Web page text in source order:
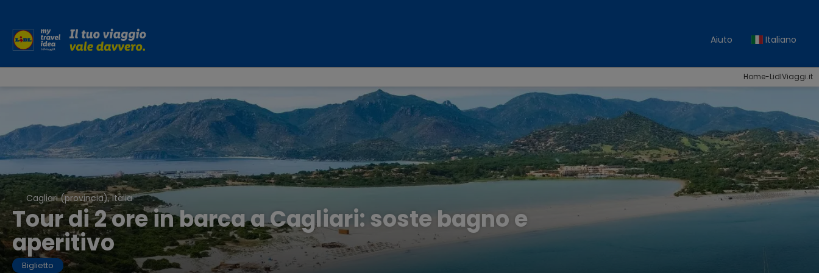
Aiuto Italiano
Home-LidlViaggi.it
Cagliari (provincia), Italia
Tour di 2 ore in barca a Cagliari: soste bagno e
aperitivo
Biglietto